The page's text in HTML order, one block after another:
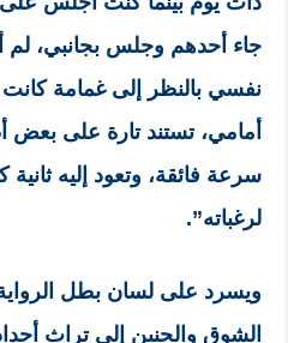
جاء أحدهم وجلس بجانبي، لم
نفسي بالنظر إلى غمامة
أمامي، تستند تارة على بعض
سرعة فائقة، وتعود إليه ثانية
لرغباته”.
ويسرد على لسان بطل
الشوق والحنين إلى تراث